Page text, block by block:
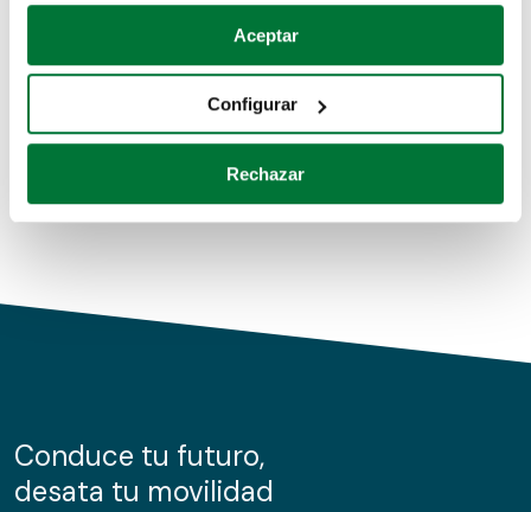
Si lo permite, también quisiéramos:
Recopilar información sobre su ubicación geográfica
Identificar su dispositivo analizándolo activamente
para buscar características específicas (huellas
Obtenga más información sobre cómo se procesan sus
de cookies.
información sobre el uso que haga del sitio web con
nuestros partners de redes sociales, publicidad y análisis
Aceptar
Configurar
Rechazar
Coches de segunda mano
Coches de km0
Conduce tu futuro,
desata tu movilidad